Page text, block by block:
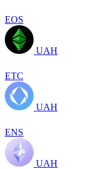
EOS
UAH
ETC
UAH
ENS
UAH